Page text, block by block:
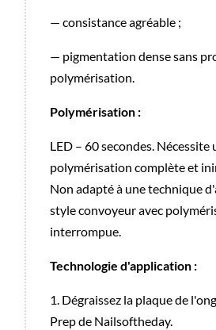
— consistance agréable ;
— pigmentation dense sans
polymérisation.
Polymérisation :
LED – 60 secondes. Nécessite
polymérisation complète et
Non adapté à une technique
style convoyeur avec
interrompue.
Technologie d'application :
1. Dégraissez la plaque de
Prep de Nailsoftheday.